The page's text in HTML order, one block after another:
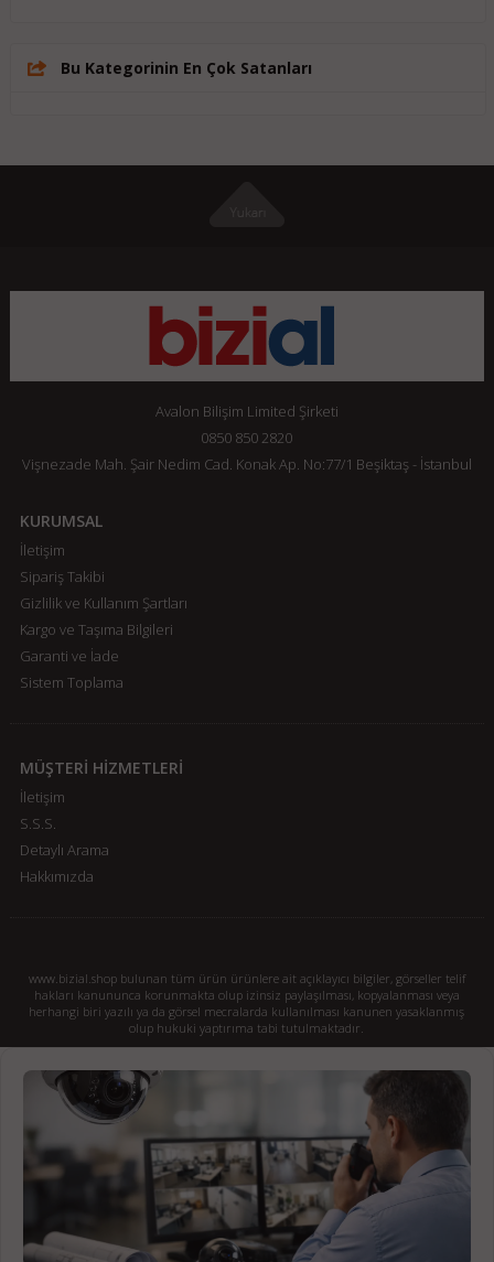
Bu Kategorinin En Çok Satanları
Avalon Bilişim Limited Şirketi
0850 850 2820
Vişnezade Mah. Şair Nedim Cad. Konak Ap. No:77/1 Beşiktaş - İstanbul
KURUMSAL
İletişim
Sipariş Takibi
Gizlilik ve Kullanım Şartları
Kargo ve Taşıma Bilgileri
Garanti ve İade
Sistem Toplama
MÜŞTERİ HİZMETLERİ
İletişim
S.S.S.
Detaylı Arama
Hakkımızda
www.bizial.shop bulunan tüm ürün ürünlere ait açıklayıcı bilgiler, görseller telif
hakları kanununca korunmakta olup izinsiz paylaşılması, kopyalanması veya
herhangi biri yazılı ya da görsel mecralarda kullanılması kanunen yasaklanmış
olup hukuki yaptırıma tabi tutulmaktadır.